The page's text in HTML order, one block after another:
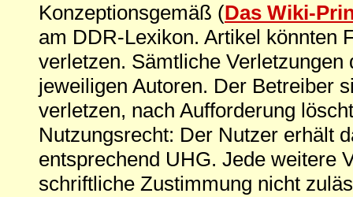
Konzeptionsgemäß (Das Wiki-
am DDR-Lexikon. Artikel könnten
verletzen. Sämtliche
jeweiligen Autoren. Der Betreiber
verletzen, nach Aufforderung
Nutzungsrecht: Der Nutzer erhält
entsprechend UHG. Jede weitere
schriftliche Zustimmung nicht